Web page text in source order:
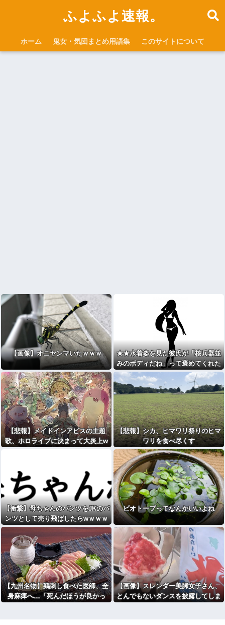
ふよふよ速報。
ホーム 鬼女・気団まとめ用語集 このサイトについて
【画像】オニヤンマいたｗｗｗ
★★水着姿を見た彼氏が「核兵器並
みのボディだね」って褒めてくれた
(´；ω；｀)
【悲報】メイドインアビスの主題
歌、ホロライブに決まって大炎上w
【悲報】シカ、ヒマワリ祭りのヒマ
ワリを食べ尽くす
【衝撃】母ちゃんのパンツをJKのパ
ンツとして売り飛ばしたらwｗｗｗ
ｗｗｗｗｗｗwwww
ビオトープってなんかいいよね
【九州名物】鶏刺し食べた医師、全
身麻痺へ…「死んだほうが良かっ
【画像】スレンダー美脚女子さん、
とんでもないダンスを披露してしま